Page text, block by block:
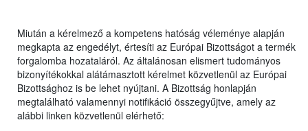
Miután a kérelmező a kompetens hatóság véleménye alapján
megkapta az engedélyt, értesíti az Európai Bizottságot a termék
forgalomba hozataláról. Az általánosan elismert tudományos
bizonyítékokkal alátámasztott kérelmet közvetlenül az Európai
Bizottsághoz is be lehet nyújtani. A Bizottság honlapján
megtalálható valamennyi notifikáció összegyűjtve, amely az
alábbi linken közvetlenül elérhető: